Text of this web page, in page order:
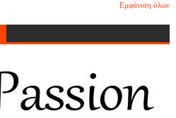
Εμφάνιση όλων